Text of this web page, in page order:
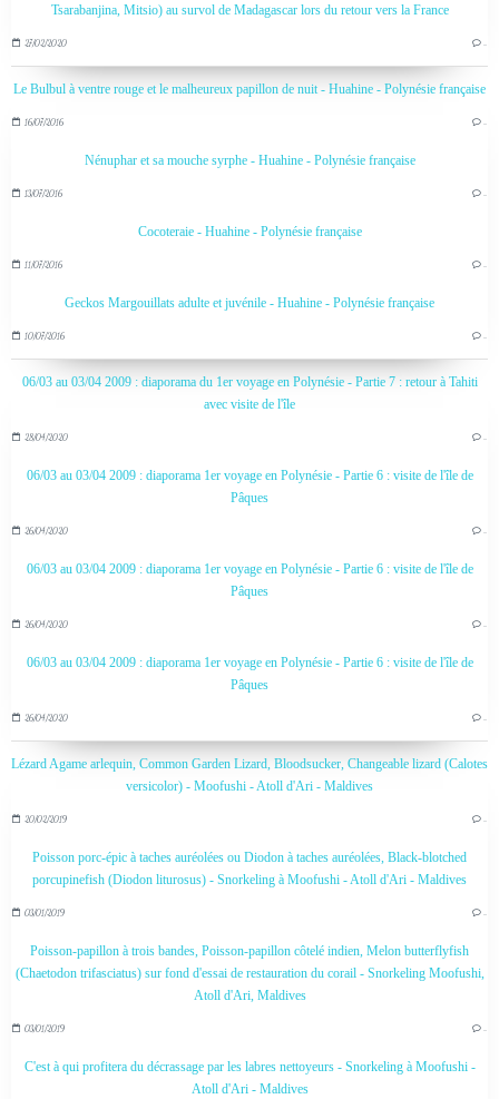
Tsarabanjina, Mitsio) au survol de Madagascar lors du retour vers la France
27/02/2020 …
Le Bulbul à ventre rouge et le malheureux papillon de nuit - Huahine - Polynésie française
16/07/2016 …
Nénuphar et sa mouche syrphe - Huahine - Polynésie française
13/07/2016 …
Cocoteraie - Huahine - Polynésie française
11/07/2016 …
Geckos Margouillats adulte et juvénile - Huahine - Polynésie française
10/07/2016 …
06/03 au 03/04 2009 : diaporama du 1er voyage en Polynésie - Partie 7 : retour à Tahiti
avec visite de l'île
28/04/2020 …
06/03 au 03/04 2009 : diaporama 1er voyage en Polynésie - Partie 6 : visite de l'île de
Pâques
26/04/2020 …
06/03 au 03/04 2009 : diaporama 1er voyage en Polynésie - Partie 6 : visite de l'île de
Pâques
26/04/2020 …
06/03 au 03/04 2009 : diaporama 1er voyage en Polynésie - Partie 6 : visite de l'île de
Pâques
26/04/2020 …
Lézard Agame arlequin, Common Garden Lizard, Bloodsucker, Changeable lizard (Calotes
versicolor) - Moofushi - Atoll d'Ari - Maldives
20/02/2019 …
Poisson porc-épic à taches auréolées ou Diodon à taches auréolées, Black-blotched
porcupinefish (Diodon liturosus) - Snorkeling à Moofushi - Atoll d'Ari - Maldives
03/01/2019 …
Poisson-papillon à trois bandes, Poisson-papillon côtelé indien, Melon butterflyfish
(Chaetodon trifasciatus) sur fond d'essai de restauration du corail - Snorkeling Moofushi,
Atoll d'Ari, Maldives
03/01/2019 …
C'est à qui profitera du décrassage par les labres nettoyeurs - Snorkeling à Moofushi -
Atoll d'Ari - Maldives